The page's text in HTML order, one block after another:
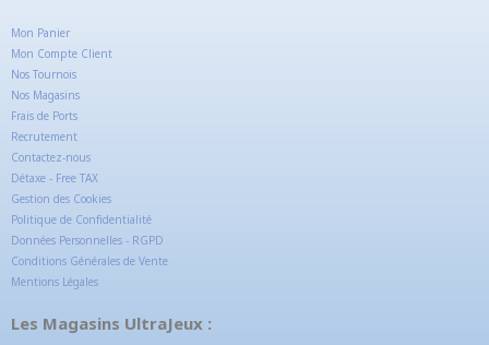
Mon Panier
Mon Compte Client
Nos Tournois
Nos Magasins
Frais de Ports
Recrutement
Contactez-nous
Détaxe - Free TAX
Gestion des Cookies
Politique de Confidentialité
Données Personnelles - RGPD
Conditions Générales de Vente
Mentions Légales
Les Magasins UltraJeux :